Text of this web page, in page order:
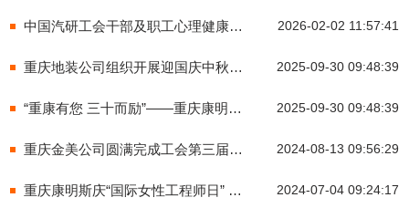
中国汽研工会干部及职工心理健康能力提升专题工作坊圆满举办 2026-02-02 11:57:41
重庆地装公司组织开展迎国庆中秋趣味活动 2025-09-30 09:48:39
“重康有您 三十而励”——重庆康明斯成立30周年文艺晚会催人奋进 2025-09-30 09:48:39
重庆金美公司圆满完成工会第三届会员代表大会选举工作 2024-08-13 09:56:29
重庆康明斯庆“国际女性工程师日” 开展“技赢未来 一路领先”沙龙活动 2024-07-04 09:24:17